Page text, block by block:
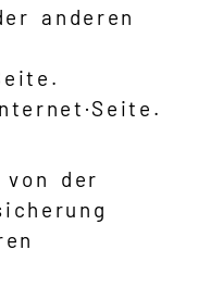
anderen
der